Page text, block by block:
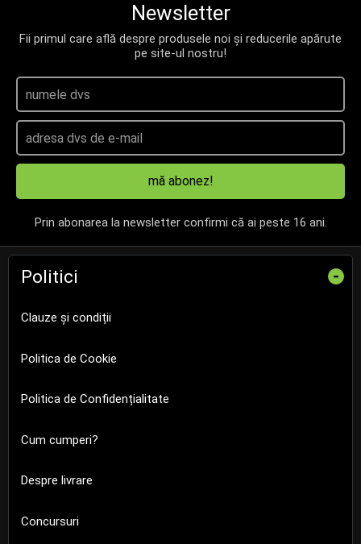
Newsletter
Fii primul care află despre produsele noi și reducerile apărute
pe site-ul nostru!
mă abonez!
Prin abonarea la newsletter confirmi că ai peste 16 ani.
Politici -
Clauze și condiții
Politica de Cookie
Politica de Confidențialitate
Cum cumperi?
Despre livrare
Concursuri